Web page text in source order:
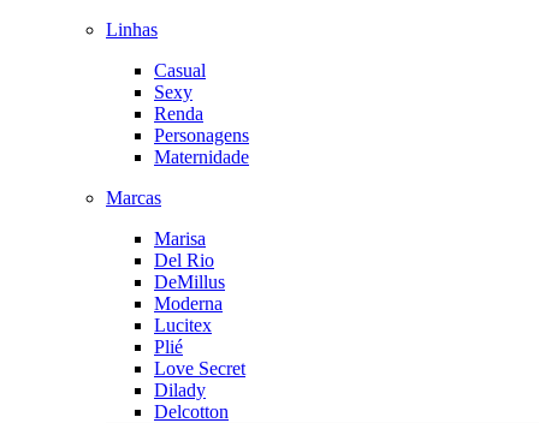
Linhas
Casual
Sexy
Renda
Personagens
Maternidade
Marcas
Marisa
Del Rio
DeMillus
Moderna
Lucitex
Plié
Love Secret
Dilady
Delcotton